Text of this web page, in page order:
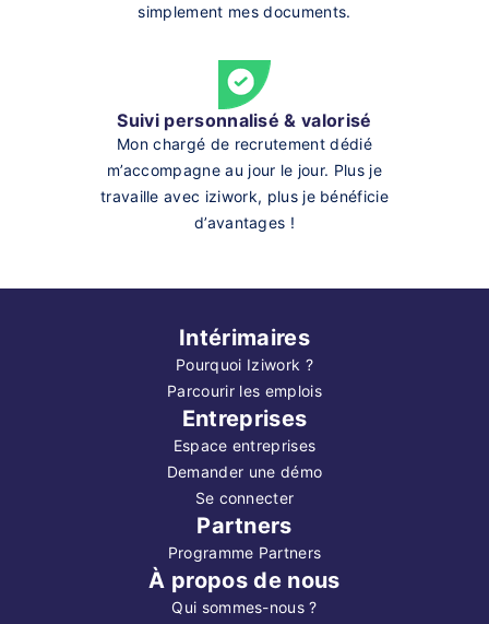
simplement mes documents.
Suivi personnalisé & valorisé
Mon chargé de recrutement dédié
m’accompagne au jour le jour. Plus je
travaille avec iziwork, plus je bénéficie
d’avantages !
Intérimaires
Pourquoi Iziwork ?
Parcourir les emplois
Entreprises
Espace entreprises
Demander une démo
Se connecter
Partners
Programme Partners
À propos de nous
Qui sommes-nous ?